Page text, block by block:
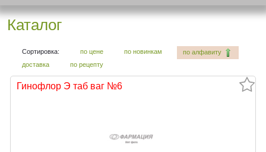
Каталог
Сортировка: по цене по новинкам
по алфавиту
доставка
по рецепту
Гинофлор Э таб ваг №6